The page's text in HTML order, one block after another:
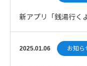
新アプリ「銭湯行く
2025.01.06 お知ら